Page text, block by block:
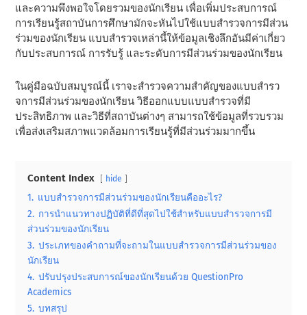
และความพึงพอใจโดยรวมของนักเรียน เพื่อเพิ่มประสบการณ์
การเรียนรู้สถาบันการศึกษามักจะหันไปใช้แบบสํารวจการมีส่วน
ร่วมของนักเรียน แบบสํารวจเหล่านี้ให้ข้อมูลเชิงลึกอันมีค่าเกี่ยว
กับประสบการณ์ การรับรู้ และระดับการมีส่วนร่วมของนักเรียน
ในคู่มือฉบับสมบูรณ์นี้ เราจะสํารวจความสําคัญของแบบสํารว
จการมีส่วนร่วมของนักเรียน วิธีออกแบบแบบสํารวจที่มี
ประสิทธิภาพ และวิธีที่สถาบันต่างๆ สามารถใช้ข้อมูลที่รวบรวม
เพื่อส่งเสริมสภาพแวดล้อมการเรียนรู้ที่มีส่วนร่วมมากขึ้น
Content Index hide
1. แบบสํารวจการมีส่วนร่วมของนักเรียนคืออะไร?
2. การนําแนวทางปฏิบัติที่ดีที่สุดไปใช้สําหรับแบบสํารวจการมี
ส่วนร่วมของนักเรียน
3. ประเภทของคําถามที่จะถามในแบบสํารวจการมีส่วนร่วมของ
นักเรียน
4. ปรับปรุงประสบการณ์ของนักเรียนด้วย QuestionPro
Academics
5. บทสรุป